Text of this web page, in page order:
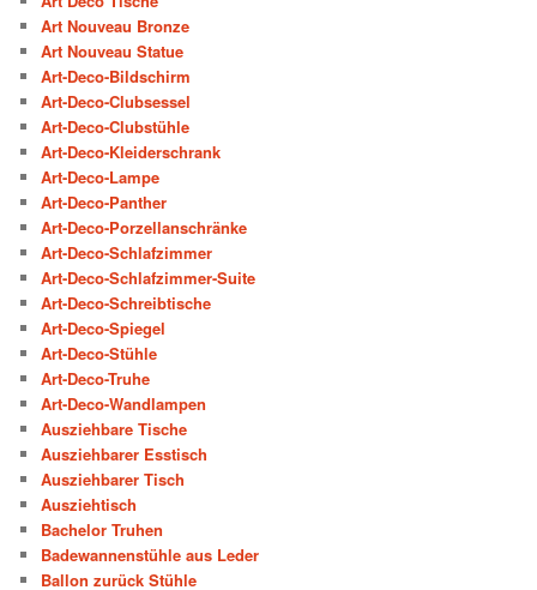
Art Nouveau Bronze
Art Nouveau Statue
Art-Deco-Bildschirm
Art-Deco-Clubsessel
Art-Deco-Clubstühle
Art-Deco-Kleiderschrank
Art-Deco-Lampe
Art-Deco-Panther
Art-Deco-Porzellanschränke
Art-Deco-Schlafzimmer
Art-Deco-Schlafzimmer-Suite
Art-Deco-Schreibtische
Art-Deco-Spiegel
Art-Deco-Stühle
Art-Deco-Truhe
Art-Deco-Wandlampen
Ausziehbare Tische
Ausziehbarer Esstisch
Ausziehbarer Tisch
Ausziehtisch
Bachelor Truhen
Badewannenstühle aus Leder
Ballon zurück Stühle